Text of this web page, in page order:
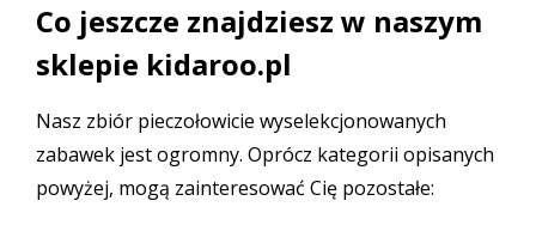
Co jeszcze znajdziesz w naszym
sklepie kidaroo.pl
Nasz zbiór pieczołowicie wyselekcjonowanych
zabawek jest ogromny. Oprócz kategorii opisanych
powyżej, mogą zainteresować Cię pozostałe: